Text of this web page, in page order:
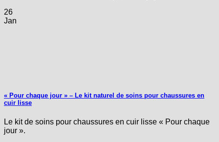
26
Jan
« Pour chaque jour » – Le kit naturel de soins pour chaussures en
cuir lisse
Le kit de soins pour chaussures en cuir lisse « Pour chaque
jour ».